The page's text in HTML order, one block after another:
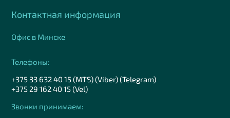
Контактная информация
Офис в Минске
Телефоны:
+375 33 632 40 15 (MTS) (Viber) (Telegram)
+375 29 162 40 15 (Vel)
Звонки принимаем: